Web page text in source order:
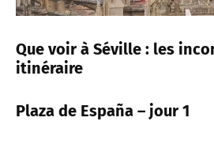
Que voir à Séville : les
itinéraire
Plaza de España – jour 1